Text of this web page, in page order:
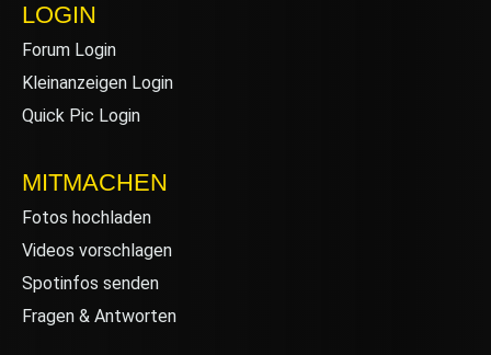
LOGIN
Forum Login
Kleinanzeigen Login
Quick Pic Login
MITMACHEN
Fotos hochladen
Videos vorschlagen
Spotinfos senden
Fragen & Antworten